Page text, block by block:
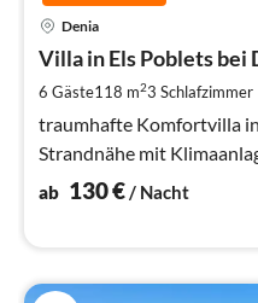
Denia
Villa in Els Poblets bei
6 Gäste118 m23 Schlafzimmer
traumhafte Komfortvilla
Strandnähe mit
ab 130€/ Nacht